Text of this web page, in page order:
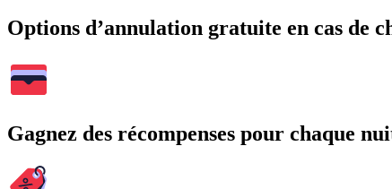
Options d’annulation gratuite en cas de
Gagnez des récompenses pour chaque